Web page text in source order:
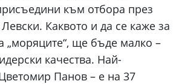
към отбора през
Каквото и да се каже за
„моряците“, ще бъде малко –
качества. Най-
Панов – е на 37